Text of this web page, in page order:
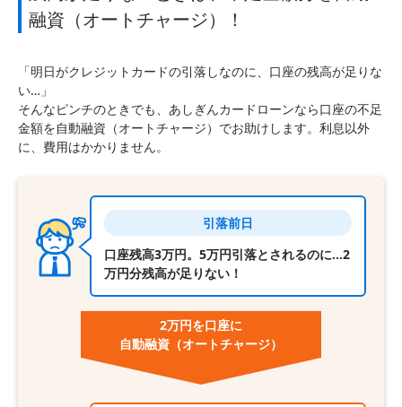
融資（オートチャージ）！
「明日がクレジットカードの引落しなのに、口座の残高が足りな
い…」
そんなピンチのときでも、あしぎんカードローンなら口座の不足
金額を自動融資（オートチャージ）でお助けします。利息以外
に、費用はかかりません。
引落前日
口座残高3万円。5万円引落とされるのに…2
万円分残高が足りない！
2万円を口座に
自動融資（オートチャージ）